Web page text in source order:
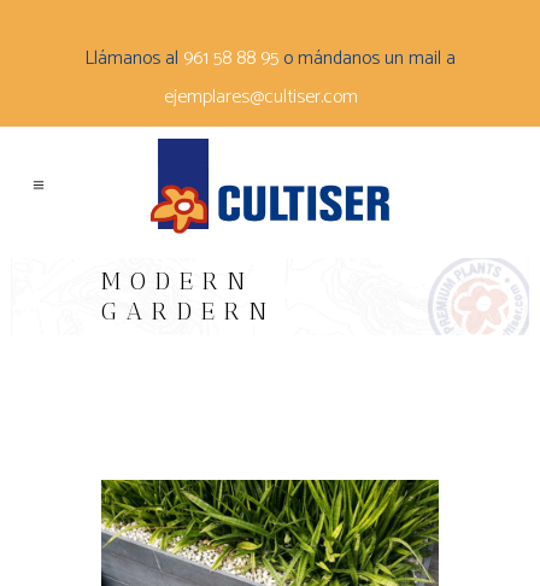
Llámanos al 961 58 88 95o mándanos un mail a
ejemplares@cultiser.com
MODERN
GARDERN